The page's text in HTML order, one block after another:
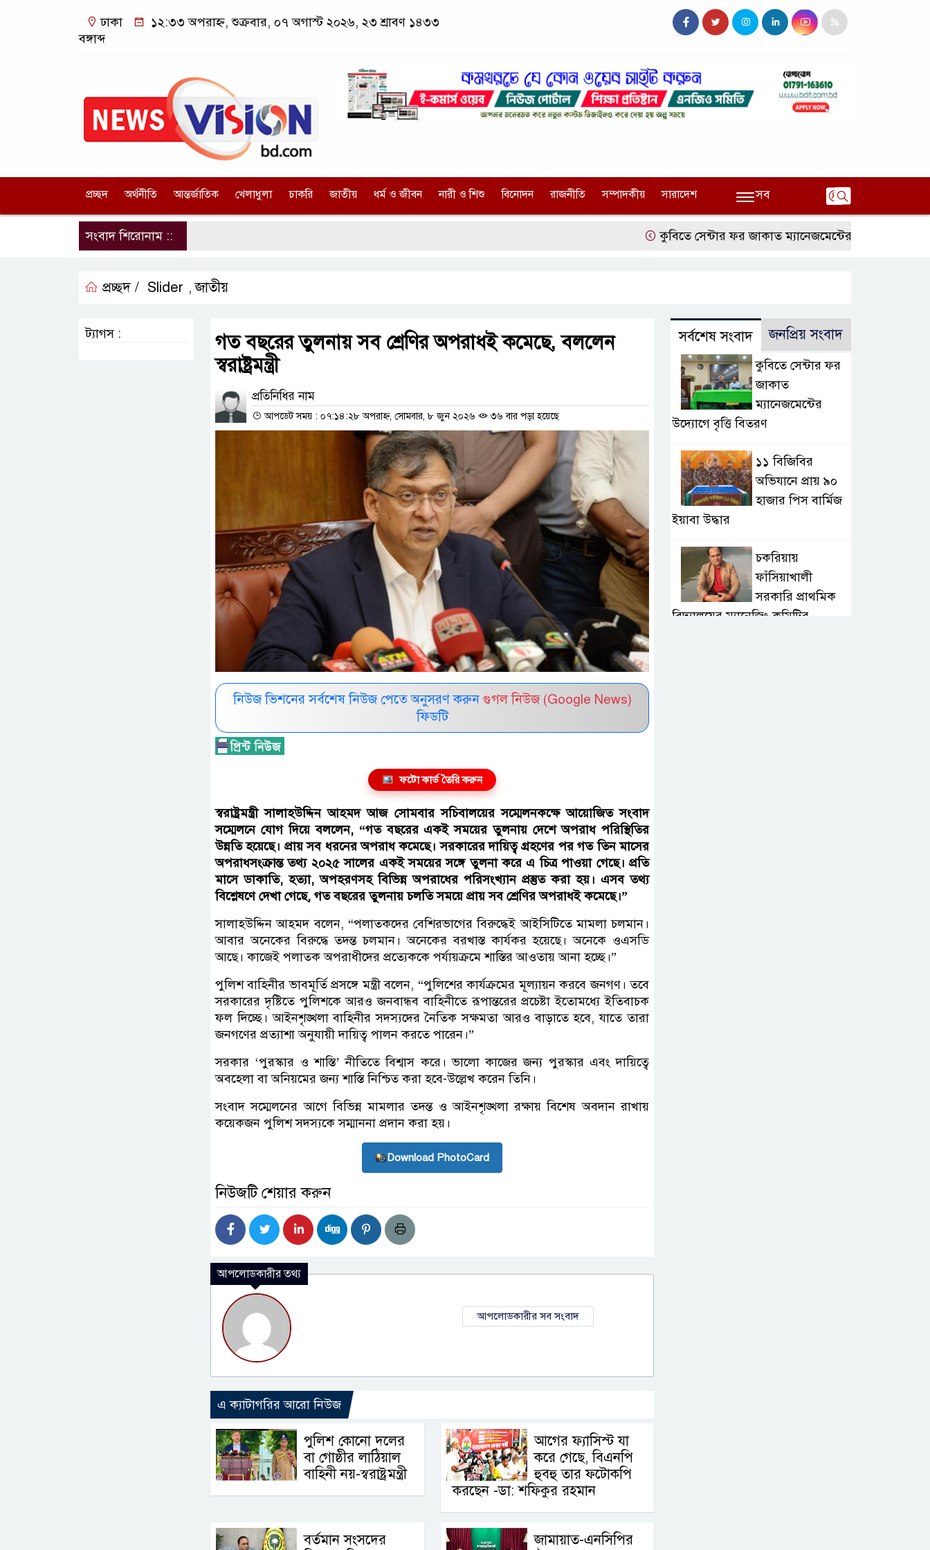
ঢাকা
১২:৩৩ অপরাহ্ন, শুক্রবার, ০৭ অগাস্ট ২০২৬, ২৩ শ্রাবণ ১৪৩৩
বঙ্গাব্দ
প্রচ্ছদ অর্থনীতি আন্তর্জাতিক খেলাধুলা চাকরি জাতীয় ধর্ম ও জীবন নারী ও শিশু বিনোদন রাজনীতি সম্পাদকীয় সারাদেশ সব
সংবাদ শিরোনাম :: কুবিতে সেন্টার ফর জাকাত ম্যানেজমেন্টের উদ্যোগে বৃত্তি বিতরণ
প্রচ্ছদ / Slider ,জাতীয়
গত বছরের তুলনায় সব শ্রেণির অপরাধই কমেছে, বললেন
স্বরাষ্ট্রমন্ত্রী
প্রতিনিধির নাম
আপডেট সময় : ০৭:১৪:২৮ অপরাহ্ন, সোমবার, ৮ জুন ২০২৬ ৩৬ বার পড়া হয়েছে
নিউজ ভিশনের সর্বশেষ নিউজ পেতে অনুসরণ করুন গুগল নিউজ (Google News)
ফিডটি
ফটো কার্ড তৈরি করুন
স্বরাষ্ট্রমন্ত্রী সালাহউদ্দিন আহমদ আজ সোমবার সচিবালয়ের সম্মেলনকক্ষে আয়োজিত সংবাদ
সম্মেলনে যোগ দিয়ে বললেন, “গত বছরের একই সময়ের তুলনায় দেশে অপরাধ পরিস্থিতির
উন্নতি হয়েছে। প্রায় সব ধরনের অপরাধ কমেছে। সরকারের দায়িত্ব গ্রহণের পর গত তিন মাসের
অপরাধসংক্রান্ত তথ্য ২০২৫ সালের একই সময়ের সঙ্গে তুলনা করে এ চিত্র পাওয়া গেছে। প্রতি
মাসে ডাকাতি, হত্যা, অপহরণসহ বিভিন্ন অপরাধের পরিসংখ্যান প্রস্তুত করা হয়। এসব তথ্য
বিশ্লেষণে দেখা গেছে, গত বছরের তুলনায় চলতি সময়ে প্রায় সব শ্রেণির অপরাধই কমেছে।”
সালাহউদ্দিন আহমদ বলেন, “পলাতকদের বেশিরভাগের বিরুদ্ধেই আইসিটিতে মামলা চলমান।
আবার অনেকের বিরুদ্ধে তদন্ত চলমান। অনেকের বরখাস্ত কার্যকর হয়েছে। অনেকে ওএসডি
আছে। কাজেই পলাতক অপরাধীদের প্রত্যেককে পর্যায়ক্রমে শাস্তির আওতায় আনা হচ্ছে।”
পুলিশ বাহিনীর ভাবমূর্তি প্রসঙ্গে মন্ত্রী বলেন, “পুলিশের কার্যক্রমের মূল্যায়ন করবে জনগণ। তবে
সরকারের দৃষ্টিতে পুলিশকে আরও জনবান্ধব বাহিনীতে রূপান্তরের প্রচেষ্টা ইতোমধ্যে ইতিবাচক
ফল দিচ্ছে। আইনশৃঙ্খলা বাহিনীর সদস্যদের নৈতিক সক্ষমতা আরও বাড়াতে হবে, যাতে তারা
জনগণের প্রত্যাশা অনুযায়ী দায়িত্ব পালন করতে পারেন।”
সরকার ‘পুরস্কার ও শাস্তি’ নীতিতে বিশ্বাস করে। ভালো কাজের জন্য পুরস্কার এবং দায়িত্বে
অবহেলা বা অনিয়মের জন্য শাস্তি নিশ্চিত করা হবে-উল্লেখ করেন তিনি।
সংবাদ সম্মেলনের আগে বিভিন্ন মামলার তদন্ত ও আইনশৃঙ্খলা রক্ষায় বিশেষ অবদান রাখায়
কয়েকজন পুলিশ সদস্যকে সম্মাননা প্রদান করা হয়।
Download PhotoCard
নিউজটি শেয়ার করুন
আপলোডকারীর তথ্য
আপলোডকারীর সব সংবাদ
এ ক্যাটাগরির আরো নিউজ
পুলিশ কোনো দলের
বা গোষ্ঠীর লাঠিয়াল
বাহিনী নয়-স্বরাষ্ট্রমন্ত্রী
আগের ফ্যাসিস্ট যা
করে গেছে, বিএনপি
হুবহু তার ফটোকপি
করছেন -ডা: শফিকুর রহমান
বর্তমান সংসদের
জামায়াত-এনসিপির
ট্যাগস : সর্বশেষ সংবাদ জনপ্রিয় সংবাদ
কুবিতে সেন্টার ফর
জাকাত
ম্যানেজমেন্টের
উদ্যোগে বৃত্তি বিতরণ
১১ বিজিবির
অভিযানে প্রায় ৯০
হাজার পিস বার্মিজ
ইয়াবা উদ্ধার
চকরিয়ায়
ফাঁসিয়াখালী
সরকারি প্রাথমিক
বিদ্যালয়ের ম্যানেজিং কমিটির